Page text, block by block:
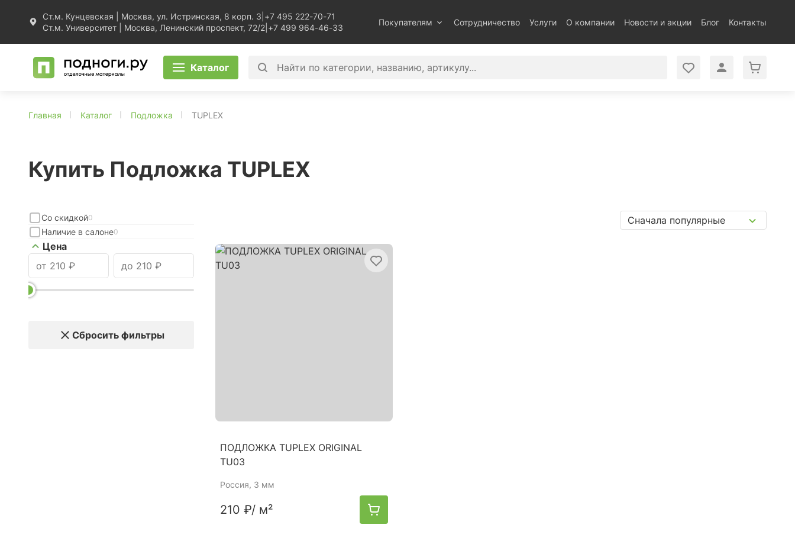
Ст.м. Кунцевская | Москва, ул. Истринская, 8 корп. 3 +7 495 222-70-71
Ст.м. Университет | Москва, Ленинский проспект, 72/2 +7 499 964-46-33
Покупателям Сотрудничество Услуги О компании Новости и акции Блог Контакты
Каталог
Главная Каталог Подложка TUPLEX
Купить Подложка TUPLEX
Со скидкой0
Наличие в салоне0
Цена
Сбросить фильтры
Сначала популярные
ПОДЛОЖКА TUPLEX ORIGINAL
TU03
Россия, 3 мм
210 ₽/ м²